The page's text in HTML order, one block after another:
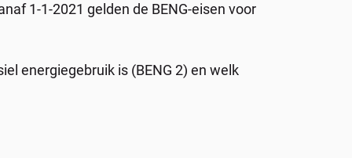
1-1-2021 gelden de BENG-eisen voor
energiegebruik is (BENG 2) en welk